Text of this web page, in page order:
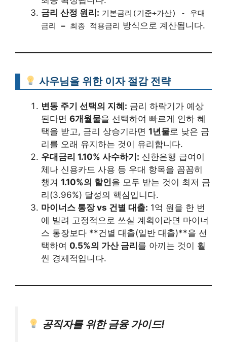
금리 산정 원리: 기본금리(기준+가산) - 우대
금리 = 최종 적용금리 방식으로 계산됩니다.
사우님을 위한 이자 절감 전략
변동 주기 선택의 지혜: 금리 하락기가 예상
된다면 6개월물을 선택하여 빠르게 인하 혜
택을 받고, 금리 상승기라면 1년물로 낮은 금
리를 오래 유지하는 것이 유리합니다.
우대금리 1.10% 사수하기: 신한은행 급여이
체나 신용카드 사용 등 우대 항목을 꼼꼼히
챙겨 1.10%의 할인을 모두 받는 것이 최저 금
리(3.96%) 달성의 핵심입니다.
마이너스 통장 vs 건별 대출: 1억 원을 한 번
에 빌려 고정적으로 쓰실 계획이라면 마이너
스 통장보다 **건별 대출(일반 대출)**을 선
택하여 0.5%의 가산 금리 를 아끼는 것이 훨
씬 경제적입니다.
공직자를 위한 금융 가이드!